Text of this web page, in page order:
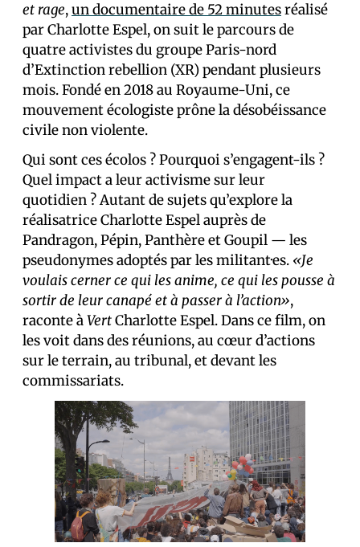
et rage,un documentaire de 52 minutesréalisé
par Charlotte Espel, on suit le parcours de
quatre activistes du groupe Paris-nord
d’Extinction rebellion (XR) pendant plusieurs
mois. Fondé en 2018 au Royaume-Uni, ce
mouvement écologiste prône la désobéissance
civile non violente.
Qui sont ces écolos ? Pourquoi s’engagent-ils ?
Quel impact a leur activisme sur leur
quotidien ? Autant de sujets qu’explore la
réalisatrice Charlotte Espel auprès de
Pandragon, Pépin, Panthère et Goupil — les
pseudonymes adoptés par les militant·es. «Je
voulais cerner ce qui les anime, ce qui les pousse à
sortir de leur canapé et à passer à l’action»,
raconte àVertCharlotte Espel. Dans ce film, on
les voit dans des réunions, au cœur d’actions
sur le terrain, au tribunal, et devant les
commissariats.